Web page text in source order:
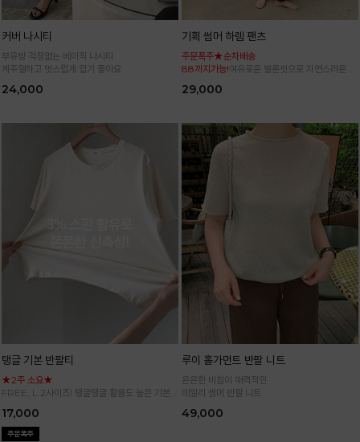
커버 나시티
부유방 걱정없는 베이직 나시티
캐주얼하고 멋스럽게 입기 좋아요
24,000
기획 썸머 하렘 팬츠
주문폭주★순차배송
88까지가능!여유로운 벌룬핏으로 자연스러운 체
29,000
탱글 기본 반팔티
★2주 소요★
FREE, L 2사이즈! 탱글탱글 활용도 높은 기본
17,000
루이 홀가먼트 반팔 니트
은은한 비침이 매력적인
데일리 썸머 반팔 니트
49,000